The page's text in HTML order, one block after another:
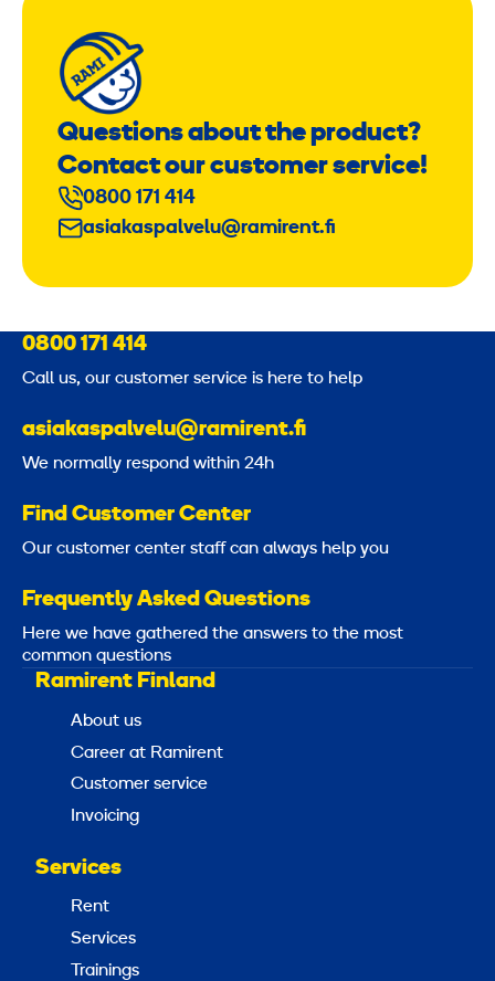
Questions about the product?
Contact our customer service!
0800 171 414
asiakaspalvelu@ramirent.fi
0800 171 414
Call us, our customer service is here to help
asiakaspalvelu@ramirent.fi
We normally respond within 24h
Find Customer Center
Our customer center staff can always help you
Frequently Asked Questions
Here we have gathered the answers to the most
common questions
Ramirent Finland
About us
Career at Ramirent
Customer service
Invoicing
Services
Rent
Services
Trainings